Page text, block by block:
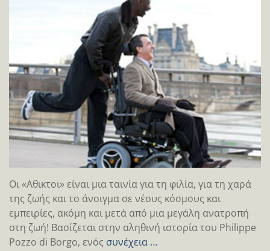
Οι «Αθικτοι» είναι μια ταινία για τη φιλία, για τη χαρά
της ζωής και το άνοιγμα σε νέους κόσμους και
εμπειρίες, ακόμη και μετά από μια μεγάλη ανατροπή
στη ζωή! Βασίζεται στην αληθινή ιστορία του Philippe
Pozzo di Borgo, ενός συνέχεια …